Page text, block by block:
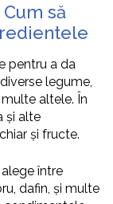
să
pentru a da
legume,
altele. În
și alte
și fructe.
între
dafin, și multe